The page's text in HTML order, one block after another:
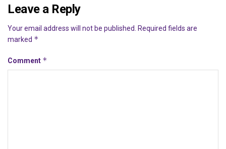
Leave a Reply
Your email address will not be published. Required fields are
marked *
Comment *